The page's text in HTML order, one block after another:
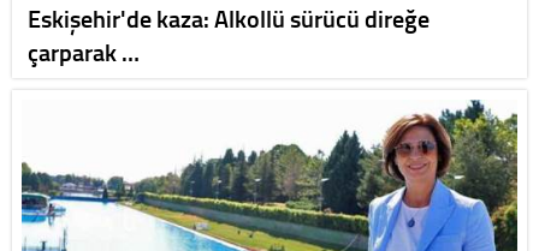
Eskişehir'de kaza: Alkollü sürücü direğe
çarparak …